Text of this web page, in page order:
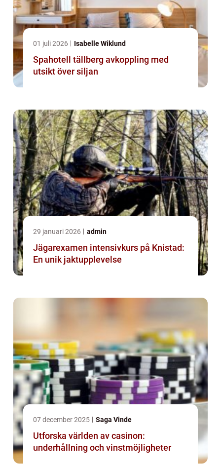
01 juli 2026 Isabelle Wiklund
Spahotell tällberg avkoppling med
utsikt över siljan
29 januari 2026 admin
Jägarexamen intensivkurs på Knistad:
En unik jaktupplevelse
07 december 2025 Saga Vinde
Utforska världen av casinon:
underhållning och vinstmöjligheter